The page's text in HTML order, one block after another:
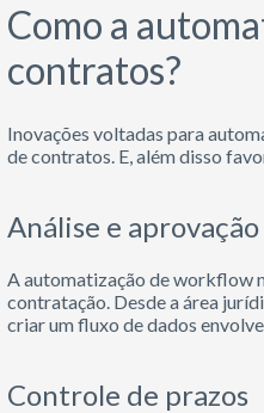
Como a
contratos?
Inovações voltadas para
de contratos. E, além disso
Análise e
A automatização de workflow
contratação. Desde a área
criar um fluxo de dados
Controle de prazos